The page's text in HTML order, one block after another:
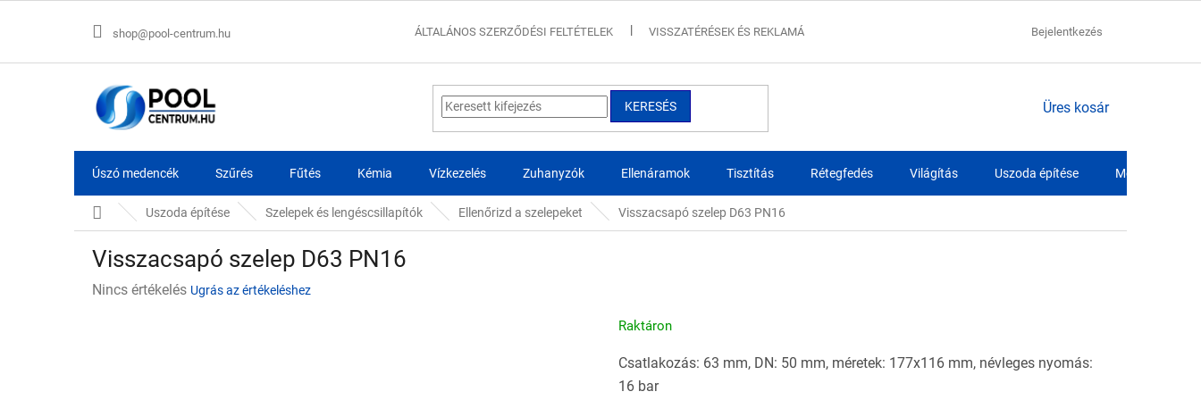
shop@pool-centrum.hu ÁLTALÁNOS SZERZŐDÉSI FELTÉTELEK VISSZATÉRÉSEK ÉS REKLAMÁCIÓK SZÁLLÍTÁSI FELTÉTELEK
Bejelentkezés
KERESÉS KOSÁR
Üres kosár
Úszó medencék Szűrés Fűtés Kémia Vízkezelés Zuhanyzók Ellenáramok Tisztítás Rétegfedés Világítás Uszoda építése Medence fóliák
KezdőlapUszoda építése Szelepek és lengéscsillapítók Ellenőrizd a szelepeket Visszacsapó szelep D63 PN16
Visszacsapó szelep D63 PN16
ANincs értékelés Ugrás az értékeléshez
Raktáron
Csatlakozás: 63 mm, DN: 50 mm, méretek: 177x116 mm, névleges nyomás:
16 bar